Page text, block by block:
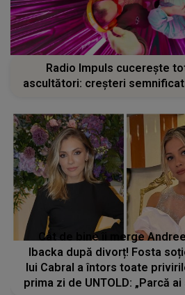
Radio Impuls cucerește
ascultători: creșteri
Cât de bine îi merge
Ibacka după divorț! Fosta
lui Cabral a întors toate
prima zi de UNTOLD: „Parcă